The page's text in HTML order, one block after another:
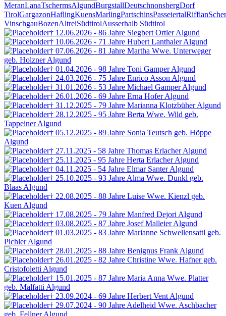
MeranLanaTschermsAlgundBurgstallDeutschnonsbergDorf
TirolGargazonHaflingKuensMarlingPartschinsPasseiertalRiffian
VinschgauBozenAltreiSüdtirolAusserhalb Südtirol
† 12.06.2026 - 86 Jahre Siegbert OrtlerAlgund
† 10.06.2026 - 71 Jahre Hubert LanthalerAlgund
† 07.06.2026 - 81 Jahre Martha Wwe. Unterweger
geb. HolznerAlgund
† 01.04.2026 - 98 Jahre Toni GamperAlgund
† 24.03.2026 - 75 Jahre Enrico Asson Algund
† 31.01.2026 - 53 Jahre Michael GamperAlgund
† 26.01.2026 - 69 Jahre Erna HoferAlgund
† 31.12.2025 - 79 Jahre Marianna KlotzbüherAlgund
† 28.12.2025 - 95 Jahre Berta Wwe. Wild geb.
TappeinerAlgund
† 05.12.2025 - 89 Jahre Sonia Teutsch geb. Höppe
Algund
† 27.11.2025 - 58 Jahre Thomas ErlacherAlgund
† 25.11.2025 - 95 Jahre Herta ErlacherAlgund
† 04.11.2025 - 54 Jahre Elmar SanterAlgund
† 25.10.2025 - 93 Jahre Alma Wwe. Dunkl geb.
Blaas Algund
† 22.08.2025 - 88 Jahre Luise Wwe. Kienzl geb.
Kuen Algund
† 17.08.2025 - 79 Jahre Manfred Dejori Algund
† 03.08.2025 - 87 Jahre Josef MalleierAlgund
† 01.03.2025 - 83 Jahre Marianne Schwellensattl geb.
PichlerAlgund
† 28.01.2025 - 88 Jahre Benignus Frank Algund
† 26.01.2025 - 82 Jahre Christine Wwe. Hafner geb.
Cristofoletti Algund
† 15.01.2025 - 87 Jahre Maria Anna Wwe. Platter
geb. Malfatti Algund
† 23.09.2024 - 69 Jahre Herbert Vent Algund
† 29.07.2024 - 90 Jahre Adelheid Wwe. Aschbacher
geb. Fellner Algund